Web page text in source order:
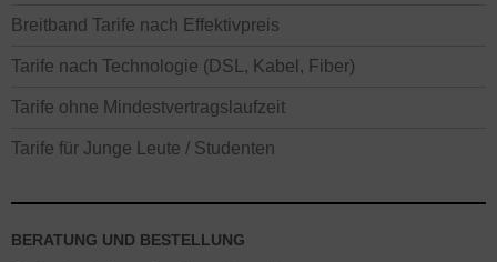
Breitband Tarife nach Effektivpreis
Tarife nach Technologie (DSL, Kabel, Fiber)
Tarife ohne Mindestvertragslaufzeit
Tarife für Junge Leute / Studenten
BERATUNG UND BESTELLUNG